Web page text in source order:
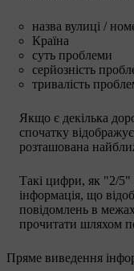
назва вулиці /
Країна
суть проблеми
серйозність
тривалість
Якщо є декілька
спочатку
розташована
Такі цифри, як "2/5"
інформація, що
повідомлень в
прочитати шляхом
Пряме виведення